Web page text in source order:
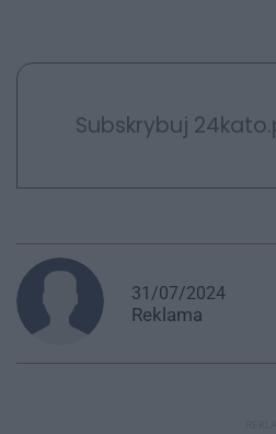
Subskrybuj
31/07/2024
Reklama